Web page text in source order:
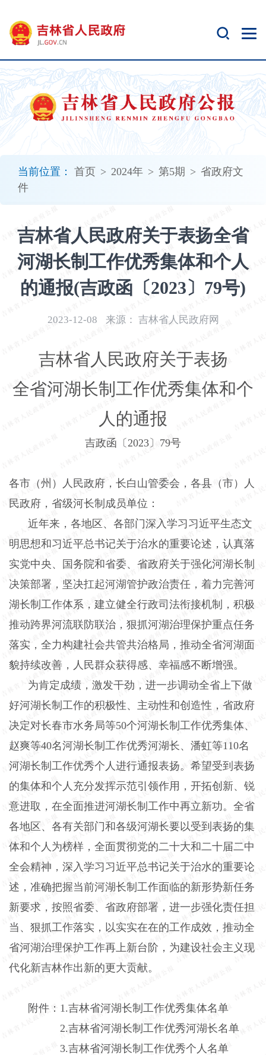
当前位置： 首页 > 2024年 > 第5期 > 省政府文
件
吉林省人民政府关于表扬全省
河湖长制工作优秀集体和个人
的通报(吉政函〔2023〕79号)
2023-12-08 来源： 吉林省人民政府网
吉林省人民政府关于表扬
全省河湖长制工作优秀集体和个
人的通报
吉政函〔2023〕 79号
各市（州）人民政府，长白山管委会，各县（市）人
民政府，省级河长制成员单位：
近年来，各地区、各部门深入学习习近平生态文
明思想和习近平总书记关于治水的重要论述，认真落
实党中央、国务院和省委、省政府关于强化河湖长制
决策部署，坚决扛起河湖管护政治责任，着力完善河
湖长制工作体系，建立健全行政司法衔接机制，积极
推动跨界河流联防联治，狠抓河湖治理保护重点任务
落实，全力构建社会共管共治格局，推动全省河湖面
貌持续改善，人民群众获得感、幸福感不断增强。
为肯定成绩，激发干劲，进一步调动全省上下做
好河湖长制工作的积极性、主动性和创造性，省政府
决定对长春市水务局等50个河湖长制工作优秀集体、
赵爽等40名河湖长制工作优秀河湖长、潘虹等110名
河湖长制工作优秀个人进行通报表扬。希望受到表扬
的集体和个人充分发挥示范引领作用，开拓创新、锐
意进取，在全面推进河湖长制工作中再立新功。全省
各地区、各有关部门和各级河湖长要以受到表扬的集
体和个人为榜样，全面贯彻党的二十大和二十届二中
全会精神，深入学习习近平总书记关于治水的重要论
述，准确把握当前河湖长制工作面临的新形势新任务
新要求，按照省委、省政府部署，进一步强化责任担
当、狠抓工作落实，以实实在在的工作成效，推动全
省河湖治理保护工作再上新台阶，为建设社会主义现
代化新吉林作出新的更大贡献。
附件： 1.吉林省河湖长制工作优秀集体名单
2.吉林省河湖长制工作优秀河湖长名单
3.吉林省河湖长制工作优秀个人名单
开
无
障
碍
说
明
加